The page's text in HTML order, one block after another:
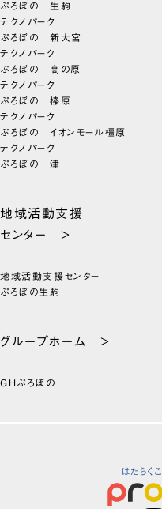
ぷろぼの 生駒
テクノパーク
ぷろぼの 新大宮
テクノパーク
ぷろぼの 高の原
テクノパーク
ぷろぼの 榛原
テクノパーク
ぷろぼの イオンモール橿原
テクノパーク
ぷろぼの 津
地域活動支援
センター >
地域活動支援センター
ぷろぼの生駒
グループホーム >
GHぷろぼの
はたらく